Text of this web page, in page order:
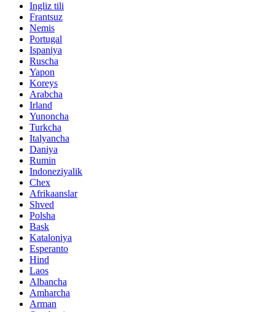
Ingliz tili
Frantsuz
Nemis
Portugal
Ispaniya
Ruscha
Yapon
Koreys
Arabcha
Irland
Yunoncha
Turkcha
Italyancha
Daniya
Rumin
Indoneziyalik
Chex
Afrikaanslar
Shved
Polsha
Bask
Kataloniya
Esperanto
Hind
Laos
Albancha
Amharcha
Arman